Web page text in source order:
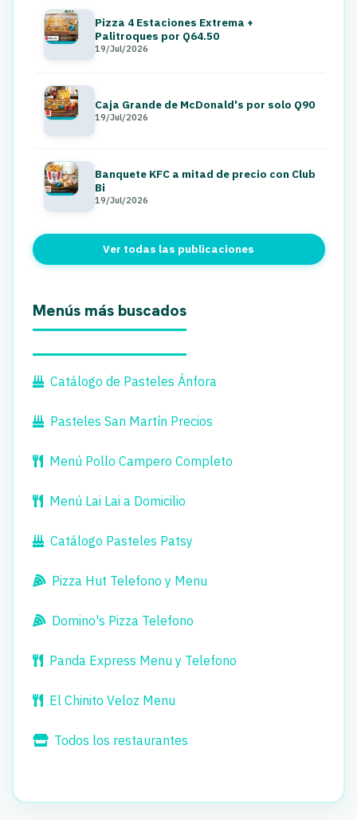
Pizza 4 Estaciones Extrema +
Palitroques por Q64.50
19/Jul/2026
Caja Grande de McDonald's por solo Q90
19/Jul/2026
Banquete KFC a mitad de precio con Club
Bi
19/Jul/2026
Ver todas las publicaciones
Menús más buscados
Catálogo de Pasteles Ánfora
Pasteles San Martín Precios
Menú Pollo Campero Completo
Menú Lai Lai a Domicilio
Catálogo Pasteles Patsy
Pizza Hut Telefono y Menu
Domino's Pizza Telefono
Panda Express Menu y Telefono
El Chinito Veloz Menu
Todos los restaurantes